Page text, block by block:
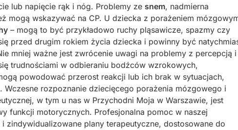
lub napięcie rąk i nóg. Problemy ze snem, nadmierna
mogą wskazywać na CP. U dziecka z porażeniem
– mogą to być przykładowo ruchy pląsawicze, spazmy czy
przed drugim rokiem życia dziecka i powinny być
mniej ważne jest zwrócenie uwagi na problemy z percepcją i
trudnościami w odbieraniu bodźców wzrokowych,
powodować przerost reakcji lub ich brak w sytuacjach,
Wczesne rozpoznanie dziecięcego porażenia mózgowego i
w tym u nas w Przychodni Moja w Warszawie, jest
funkcji motorycznych. Profesjonalna pomoc w naszej
zindywidualizowane plany terapeutyczne, dostosowane do